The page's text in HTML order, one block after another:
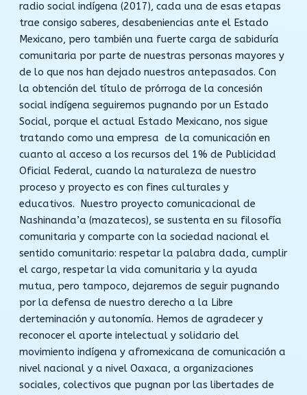
radio social indígena (2017), cada una de esas etapas
trae consigo saberes, desabeniencias ante el Estado
Mexicano, pero también una fuerte carga de sabiduría
comunitaria por parte de nuestras personas mayores y
de lo que nos han dejado nuestros antepasados. Con
la obtención del título de prórroga de la concesión
social indígena seguiremos pugnando por un Estado
Social, porque el actual Estado Mexicano, nos sigue
tratando como una empresa de la comunicación en
cuanto al acceso a los recursos del 1% de Publicidad
Oficial Federal, cuando la naturaleza de nuestro
proceso y proyecto es con fines culturales y
educativos. Nuestro proyecto comunicacional de
Nashinanda’a (mazatecos), se sustenta en su filosofía
comunitaria y comparte con la sociedad nacional el
sentido comunitario: respetar la palabra dada, cumplir
el cargo, respetar la vida comunitaria y la ayuda
mutua, pero tampoco, dejaremos de seguir pugnando
por la defensa de nuestro derecho a la Libre
derteminación y autonomía. Hemos de agradecer y
reconocer el aporte intelectual y solidario del
movimiento indígena y afromexicana de comunicación a
nivel nacional y a nivel Oaxaca, a organizaciones
sociales, colectivos que pugnan por las libertades de